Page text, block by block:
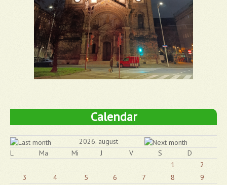
Calendar
2026. august
L
Ma Mi J V S
D
1
2
3
4 5 6 7 8
9